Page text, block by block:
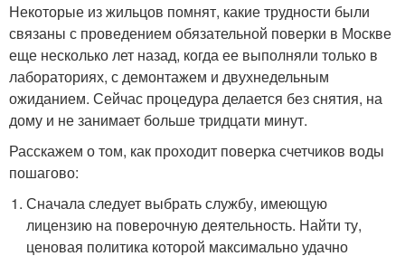
Некоторые из жильцов помнят, какие трудности были
связаны с проведением обязательной поверки в Москве
еще несколько лет назад, когда ее выполняли только в
лабораториях, с демонтажем и двухнедельным
ожиданием. Сейчас процедура делается без снятия, на
дому и не занимает больше тридцати минут.
Расскажем о том, как проходит поверка счетчиков воды
пошагово:
Сначала следует выбрать службу, имеющую
лицензию на поверочную деятельность. Найти ту,
ценовая политика которой максимально удачно